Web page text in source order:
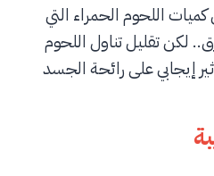
اللحوم الحمراء التي
لكن تقليل تناول اللحوم
إيجابي على رائحة الجسد